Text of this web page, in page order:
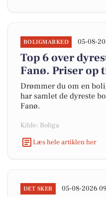
BOLIGMARKED 05-08-
Top 6 over
Fanø. Priser op
Drømmer du om en
har samlet de dyreste
Fanø.
Kilde: Boliga
Læs hele artiklen her
DET SKER 05-08-2026